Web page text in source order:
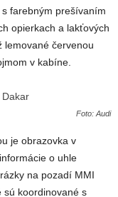
farebným prešívaním
opierkach a lakťových
lemované červenou
v kabíne.
Foto: Audi
je obrazovka v
o uhle
na pozadí MMI
sú koordinované s